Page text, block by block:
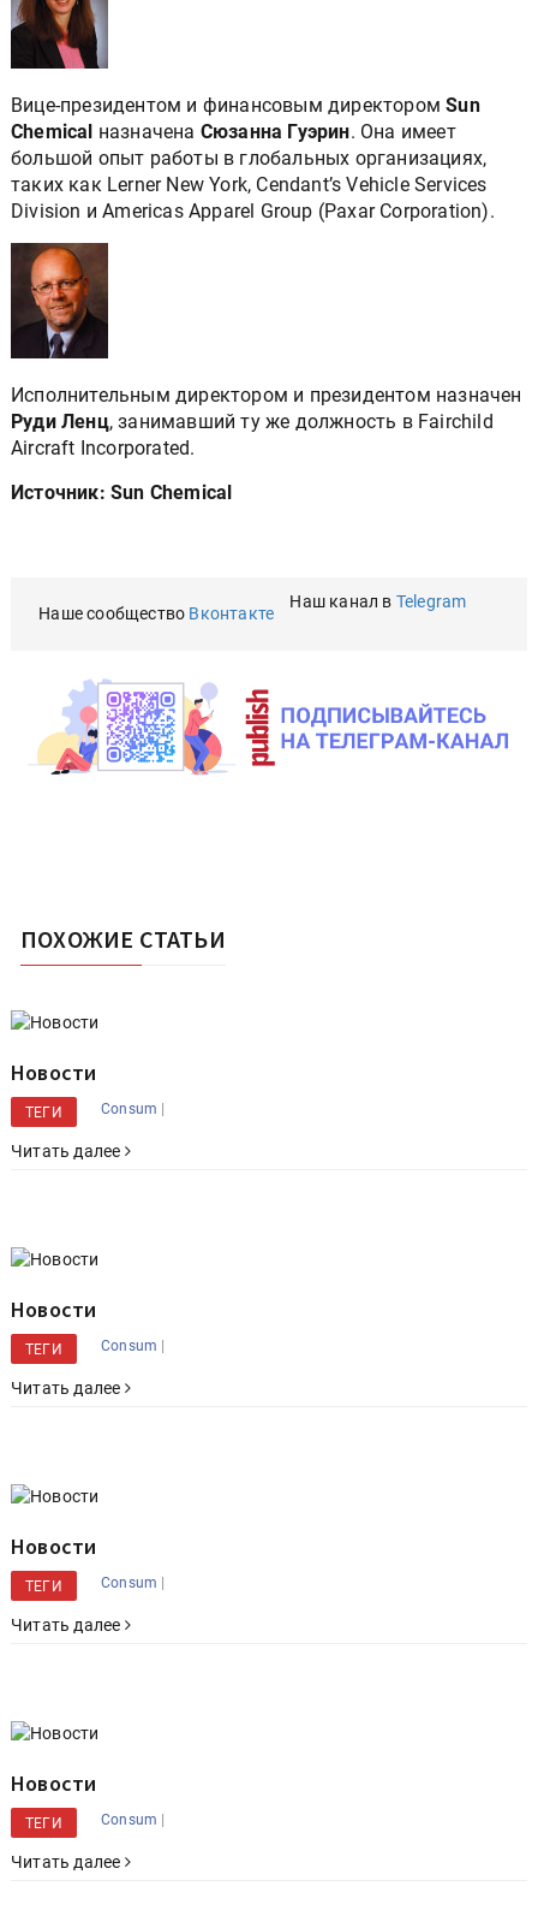
Вице-президентом и финансовым директоромSun
Chemical назначена Сюзанна Гуэрин. Она имеет
большой опыт работы в глобальных организациях,
таких как Lerner New York, Cendant’s Vehicle Services
Division и Americas Apparel Group (Paxar Corporation).
Исполнительным директором и президентом назначен
Руди Ленц, занимавший ту же должность в Fairchild
Aircraft Incorporated.
Источник: Sun Chemical
Наше сообщество Вконтакте
Наш канал в Telegram
ПОХОЖИЕ СТАТЬИ
Новости
ТЕГИ Consum |
Читать далее
Новости
ТЕГИ Consum |
Читать далее
Новости
ТЕГИ Consum |
Читать далее
Новости
ТЕГИ Consum |
Читать далее